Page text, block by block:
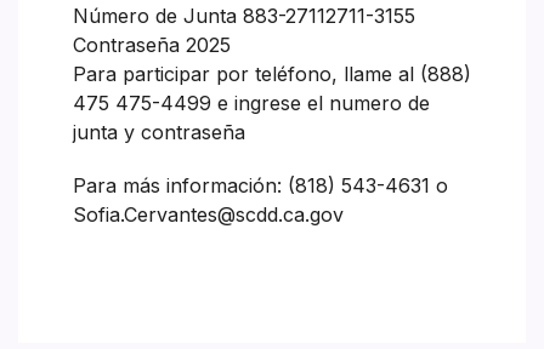
Número de Junta 883-27112711-3155
Contraseña 2025
Para participar por teléfono, llame al (888)
475 475-4499 e ingrese el numero de
junta y contraseña
Para más información: (818) 543-4631 o
Sofia.Cervantes@scdd.ca.gov